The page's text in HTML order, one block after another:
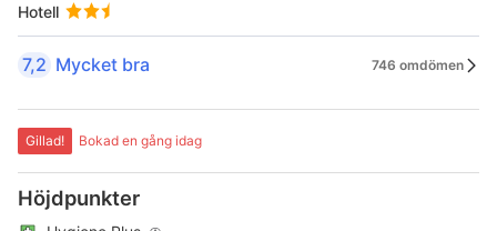
Hotell
7,2 Mycket bra 746 omdömen
Gillad! Bokad en gång idag
Höjdpunkter